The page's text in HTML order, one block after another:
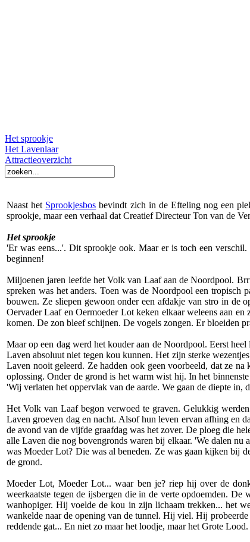
Het sprookje
Het Lavenlaar
Attractieoverzicht
Naast het Sprookjesbos bevindt zich in de Efteling nog een
sprookje, maar een verhaal dat Creatief Directeur Ton van de
Het sprookje
'Er was eens...'. Dit sprookje ook. Maar er is toch een
beginnen!
Miljoenen jaren leefde het Volk van Laaf aan de Noordpool.
spreken was het anders. Toen was de Noordpool een
bouwen. Ze sliepen gewoon onder een afdakje van stro in de
Oervader Laaf en Oermoeder Lot keken elkaar weleens aan
komen. De zon bleef schijnen. De vogels zongen. Er bloeiden
Maar op een dag werd het kouder aan de Noordpool. Eerst
Laven absoluut niet tegen kou kunnen. Het zijn sterke
Laven nooit geleerd. Ze hadden ook geen voorbeeld, dat ze
oplossing. Onder de grond is het warm wist hij. In het
'Wij verlaten het oppervlak van de aarde. We gaan de diepte in,
Het Volk van Laaf begon verwoed te graven. Gelukkig
Laven groeven dag en nacht. Alsof hun leven ervan afhing en
de avond van de vijfde graafdag was het zover. De ploeg die
alle Laven die nog bovengronds waren bij elkaar. 'We dalen
was Moeder Lot? Die was al beneden. Ze was gaan kijken bij
de grond.
Moeder Lot, Moeder Lot... waar ben je? riep hij over de
weerkaatste tegen de ijsbergen die in de verte opdoemden.
wanhopiger. Hij voelde de kou in zijn lichaam trekken... het
wankelde naar de opening van de tunnel. Hij viel. Hij
reddende gat... En niet zo maar het loodje, maar het Grote